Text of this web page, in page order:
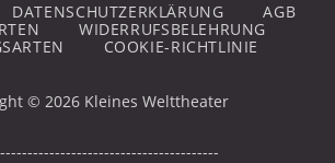
DATENSCHUTZERKLÄRUNG
AGB
WIDERRUFSBELEHRUNG
COOKIE-RICHTLINIE
© 2026 Kleines Welttheater